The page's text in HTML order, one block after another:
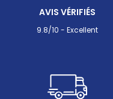
AVIS VÉRIFIÉS
9.8/10 - Excellent